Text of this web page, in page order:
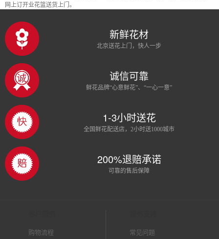
网上订开业花篮送货上门。
新鲜花材
北京送花上门，快人一步
诚信可靠
鲜花品牌“心意鲜花”、“一心一意”
1-3小时送花
全国鲜花配送店，2小时送1000城市
200%退赔承诺
可靠的售后保障
购物流程
常见问题